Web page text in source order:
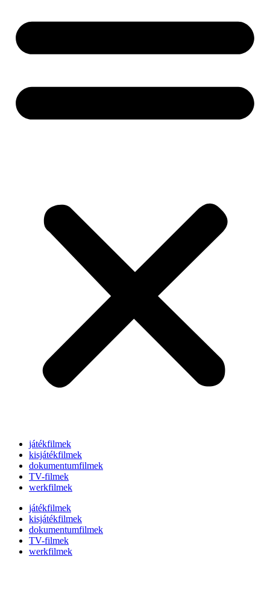
játékfilmek
kisjátékfilmek
dokumentumfilmek
TV-filmek
werkfilmek
játékfilmek
kisjátékfilmek
dokumentumfilmek
TV-filmek
werkfilmek